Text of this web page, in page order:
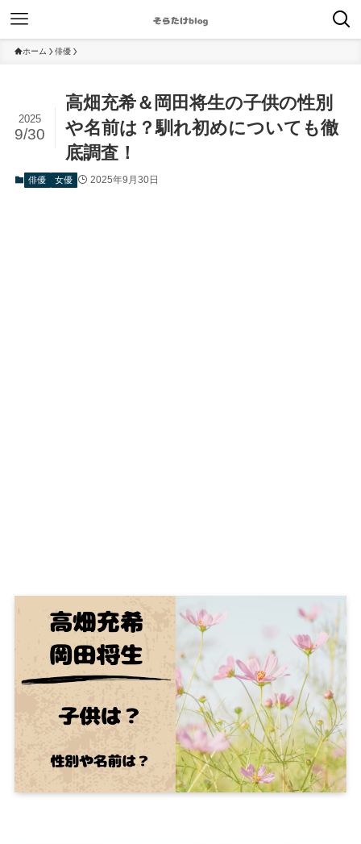
ホーム 俳優
高畑充希＆岡田将生の子供の性別
や名前は？馴れ初めについても徹
底調査！
2025
9/30
俳優 女優 2025年9月30日